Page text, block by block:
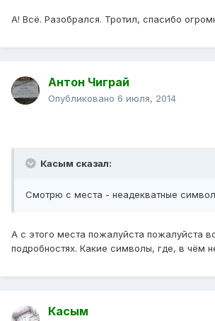
А! Всё. Разобрался. Тротил, спасибо
Антон Чиграй
Опубликовано 6 июля, 2014
Касым сказал:
Смотрю с места - неадекватные
А с этого места пожалуйста пожалуйста
подробностях. Какие символы, где, в чём
Касым